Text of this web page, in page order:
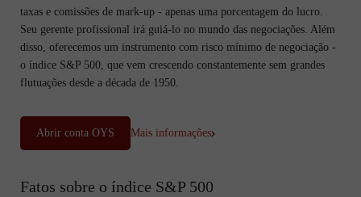
taxas e comissões de mark-up - apenas uma porcentagem do lucro.
Seu gerente profissional irá guiá-lo no mundo das negociações. Além
disso, oferecemos um instrumento com risco mínimo de negociação -
o índice S&P 500, que vem crescendo constantemente sem grandes
flutuações desde a década de 1950.
Abrir conta OYS Mais informações
Fatos sobre o índice S&P 500